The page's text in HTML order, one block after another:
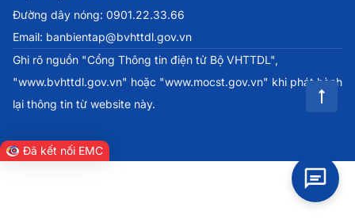
Đường dây nóng: 0901.22.33.66
Email: banbientap@bvhttdl.gov.vn
Ghi rõ nguồn "Cổng Thông tin điện tử Bộ VHTTDL",
"www.bvhttdl.gov.vn" hoặc "www.mocst.gov.vn" khi phát hành
lại thông tin từ website này.
Đã kết nối EMC